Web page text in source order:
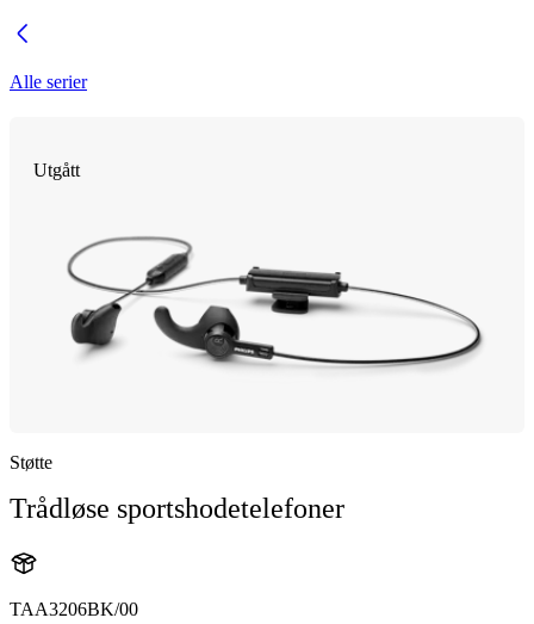
Alle serier
Utgått
Støtte
Trådløse sportshodetelefoner
TAA3206BK/00